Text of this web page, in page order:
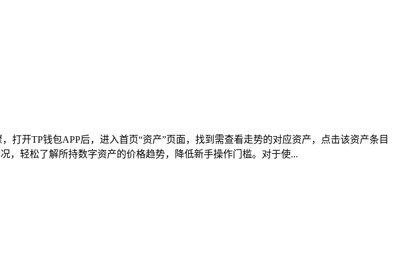
开TP钱包APP后，进入首页“资产”页面，找到需查看走势的对应资产，点击该资产条目
，轻松了解所持数字资产的价格趋势，降低新手操作门槛。对于使...